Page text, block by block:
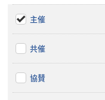
主催
共催
協賛